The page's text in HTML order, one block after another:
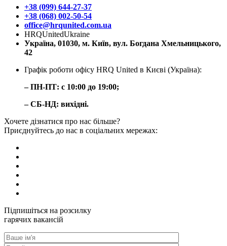
+38 (099) 644-27-37
+38 (068) 002-50-54
office@hrqunited.com.ua
HRQUnitedUkraine
Україна, 01030, м. Київ, вул. Богдана Хмельницького,
42
Графік роботи офісу HRQ United в Києві (Україна):
– ПН-ПТ: с 10:00 до 19:00;
– СБ-НД: вихідні.
Хочете дізнатися про нас більше?
Приєднуйтесь до нас в соціальних мережах:
Підпишіться на розсилку
гарячих вакансій